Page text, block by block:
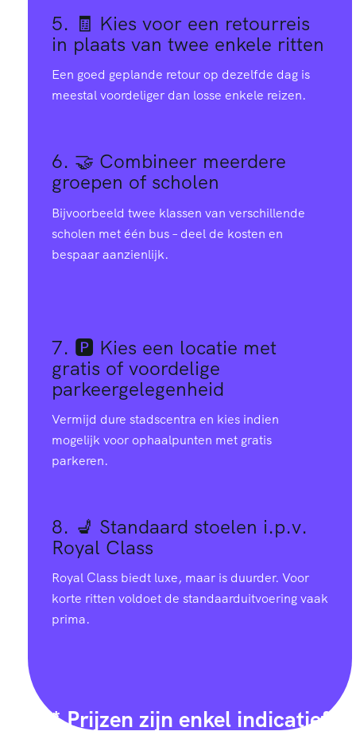
5. 🧾 Kies voor een retourreis
in plaats van twee enkele ritten
Een goed geplande retour op dezelfde dag is
meestal voordeliger dan losse enkele reizen.
6. 🤝 Combineer meerdere
groepen of scholen
Bijvoorbeeld twee klassen van verschillende
scholen met één bus – deel de kosten en
bespaar aanzienlijk.
7. 🅿️ Kies een locatie met
gratis of voordelige
parkeergelegenheid
Vermijd dure stadscentra en kies indien
mogelijk voor ophaalpunten met gratis
parkeren.
8. 💺 Standaard stoelen i.p.v.
Royal Class
Royal Class biedt luxe, maar is duurder. Voor
korte ritten voldoet de standaarduitvoering vaak
prima.
* Prijzen zijn enkel indicatief